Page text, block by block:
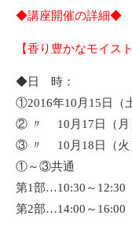
◆講座開催の詳細◆
【香り豊かなモイス
◆日 時：
①2016年10月15日（
② 〃 10月17日（月
③ 〃 10月18日（火
①～③共通
第1部…10:30～12:30
第2部…14:00～16:00